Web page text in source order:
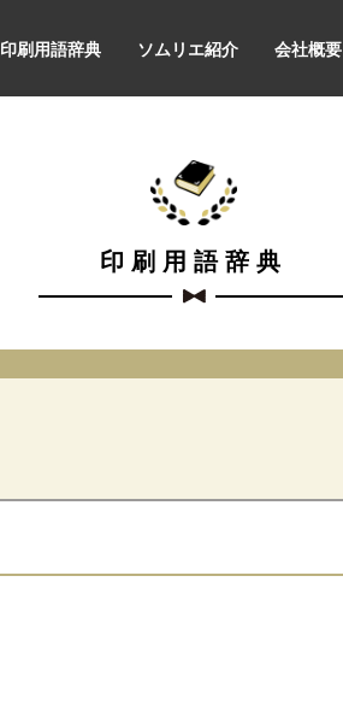
印刷用語辞典 ソムリエ紹介 会社概要
印刷用語辞典